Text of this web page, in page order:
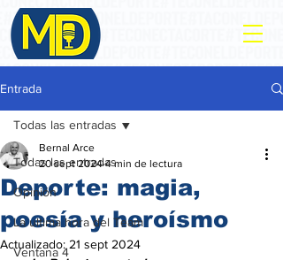
Entrada
Todas las entradas
Opinión
La ultima hora del Team
Ventana 4
Todas las entradas
Deporte: magia,
poesía y heroísmo
Bernal Arce
20 sept 2024 4 min de lectura
Actualizado: 21 sept 2024